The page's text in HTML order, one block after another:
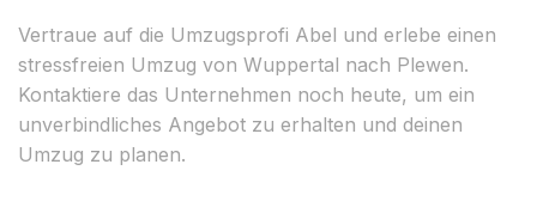
Vertraue auf die Umzugsprofi Abel und erlebe einen
stressfreien Umzug von Wuppertal nach Plewen.
Kontaktiere das Unternehmen noch heute, um ein
unverbindliches Angebot zu erhalten und deinen
Umzug zu planen.